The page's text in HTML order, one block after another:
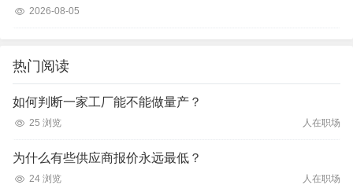
2026-08-05
热门阅读
如何判断一家工厂能不能做量产？
25 浏览 人在职场
为什么有些供应商报价永远最低？
24 浏览 人在职场